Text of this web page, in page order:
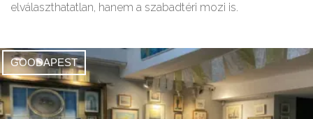
elválaszthatatlan, hanem a szabadtéri mozi is.
GOODAPEST